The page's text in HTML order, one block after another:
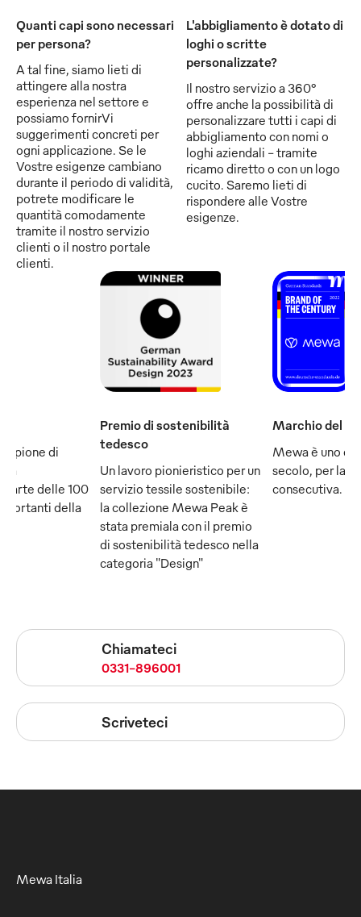
Quanti capi sono necessari
per persona?
A tal fine, siamo lieti di
attingere alla nostra
esperienza nel settore e
possiamo fornirVi
suggerimenti concreti per
ogni applicazione. Se le
Vostre esigenze cambiano
durante il periodo di validità,
potrete modificare le
quantità comodamente
tramite il nostro servizio
clienti o il nostro portale
clienti.
L'abbigliamento è dotato di
loghi o scritte
personalizzate?
Il nostro servizio a 360°
offre anche la possibilità di
personalizzare tutti i capi di
abbigliamento con nomi o
loghi aziendali - tramite
ricamo diretto o con un logo
cucito. Saremo lieti di
rispondere alle Vostre
esigenze.
di
fa
delle 100
della
Premio di sostenibilità
tedesco
Un lavoro pionieristico per un
servizio tessile sostenibile:
la collezione Mewa Peak è
stata premiala con il premio
di sostenibilità tedesco nella
categoria "Design"
Marchio del
Mewa è uno
secolo, per la
consecutiva.
Chiamateci
0331-896001
Scriveteci
Mewa Italia